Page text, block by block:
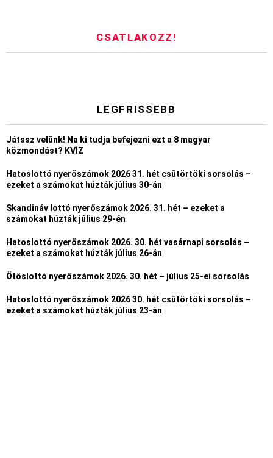
CSATLAKOZZ!
LEGFRISSEBB
Játssz velünk! Na ki tudja befejezni ezt a 8 magyar
közmondást? KVÍZ
Hatoslottó nyerőszámok 2026 31. hét csütörtöki sorsolás –
ezeket a számokat húzták július 30-án
Skandináv lottó nyerőszámok 2026. 31. hét – ezeket a
számokat húzták július 29-én
Hatoslottó nyerőszámok 2026. 30. hét vasárnapi sorsolás –
ezeket a számokat húzták július 26-án
Ötöslottó nyerőszámok 2026. 30. hét – július 25-ei sorsolás
Hatoslottó nyerőszámok 2026 30. hét csütörtöki sorsolás –
ezeket a számokat húzták július 23-án